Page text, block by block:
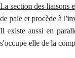
La section des liaisons
de paie et procède à
Il existe aussi en
s'occupe elle de la